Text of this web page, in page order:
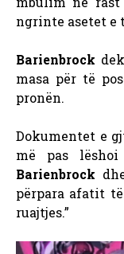
ngrinte asetet e
Barienbrock
masa për të
pronën.
Dokumentet e
më pas
Barienbrock
përpara afatit
ruajtjes.”